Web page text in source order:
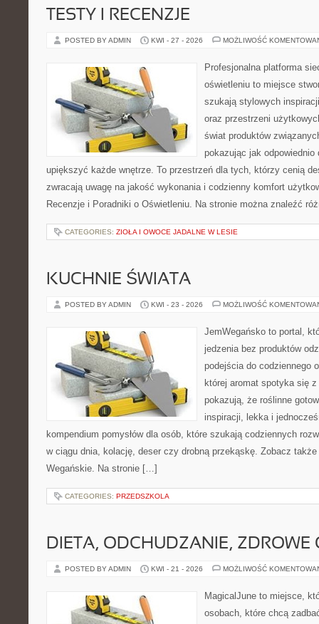
TESTY I RECENZJE
POSTED BY ADMIN KWI - 27 - 2026 MOŻLIWOŚĆ
Profesjonalna platforma
oświetleniu to miejsce
szukają stylowych
oraz przestrzeni
świat produktów
pokazując jak odpowiednio
upiększyć każde wnętrze. To przestrzeń dla tych, którzy cenią
zwracają uwagę na jakość wykonania i codzienny komfort
Recenzje i Poradniki o Oświetleniu. Na stronie można znaleźć
CATEGORIES: ZIOŁA I OWOCE JADALNE W LESIE
KUCHNIE ŚWIATA
POSTED BY ADMIN KWI - 23 - 2026 MOŻLIWOŚĆ
JemWegańsko to portal,
jedzenia bez produktów
podejścia do codziennego
której aromat spotyka się
pokazują, że roślinne
inspiracji, lekka i
kompendium pomysłów dla osób, które szukają codziennych
w ciągu dnia, kolację, deser czy drobną przekąskę. Zobacz
Wegańskie. Na stronie […]
CATEGORIES: PRZEDSZKOLA
DIETA, ODCHUDZANIE, ZDROWE
POSTED BY ADMIN KWI - 21 - 2026 MOŻLIWOŚĆ
MagicalJune to miejsce,
osobach, które chcą